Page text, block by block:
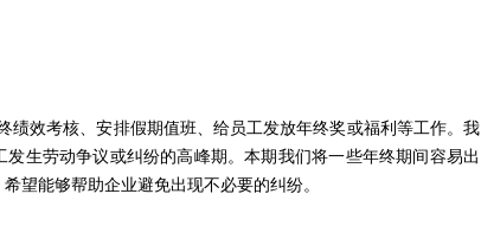
绩效考核、安排假期值班、给员工发放年终奖或福利等工作。我
生劳动争议或纠纷的高峰期。本期我们将一些年终期间容易出
望能够帮助企业避免出现不必要的纠纷。